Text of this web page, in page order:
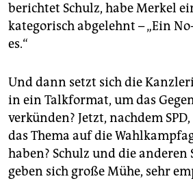
berichtet Schulz, habe Merkel
kategorisch abgelehnt – „Ein
es.“
Und dann setzt sich die
in ein Talkformat, um das
verkünden? Jetzt, nachdem
das Thema auf die
haben? Schulz und die anderen
geben sich große Mühe, sehr